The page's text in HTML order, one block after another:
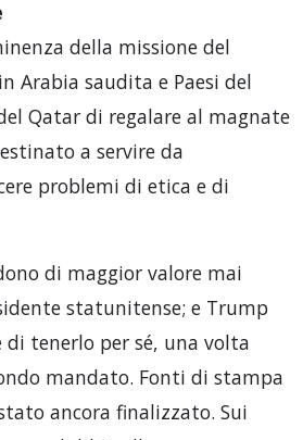
della missione del
Arabia saudita e Paesi del
Qatar di regalare al magnate
a servire da
problemi di etica e di
di maggior valore mai
statunitense; e Trump
tenerlo per sé, una volta
mandato. Fonti di stampa
ancora finalizzato. Sui